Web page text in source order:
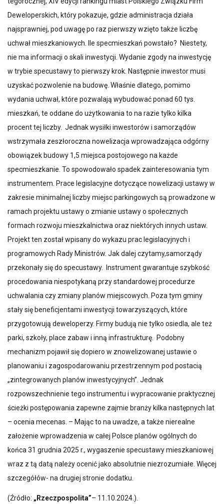
Deweloperskich, który pokazuje, gdzie administracja działa
najsprawniej, pod uwagę po raz pierwszy wzięto także liczbę
uchwał mieszkaniowych. Ile specmieszkań powstało? Niestety,
nie ma informacji o skali inwestycji. Wydanie zgody na inwestycję
w trybie specustawy to pierwszy krok. Następnie inwestor musi
uzyskać pozwolenie na budowę. Właśnie dlatego, pomimo
wydania uchwał, które pozwalają wybudować ponad 60 tys.
mieszkań, te oddane do użytkowania to na razie tylko kilka
procent tej liczby. Jednak wysiłki inwestorów i samorządów
wstrzymała zeszłoroczna nowelizacja wprowadzająca odgórny
obowiązek budowy 1,5 miejsca postojowego na każde
specmieszkanie. To spowodowało spadek zainteresowania tym
instrumentem. Prace legislacyjne dotyczące nowelizacji ustawy w
zakresie minimalnej liczby miejsc parkingowych są prowadzone w
ramach projektu ustawy o zmianie ustawy o społecznych
formach rozwoju mieszkalnictwa oraz niektórych innych ustaw.
Projekt ten został wpisany do wykazu prac legislacyjnych i
programowych Rady Ministrów. Jak dalej czytamy,samorządy
przekonały się do specustawy. Instrument gwarantuje szybkość
procedowania niespotykaną przy standardowej procedurze
uchwalania czy zmiany planów miejscowych. Poza tym gminy
stały się beneficjentami inwestycji towarzyszących, które
przygotowują deweloperzy. Firmy budują nie tylko osiedla, ale też
parki, szkoły, place zabaw i inną infrastrukturę. Podobny
mechanizm pojawił się dopiero w znowelizowanej ustawie o
planowaniu i zagospodarowaniu przestrzennym pod postacią
„zintegrowanych planów inwestycyjnych”. Jednak
rozpowszechnienie tego instrumentu i wypracowanie praktycznej
ścieżki postępowania zapewne zajmie branży kilka następnych lat
– ocenia mecenas. – Mając to na uwadze, a także nierealne
założenie wprowadzenia w całej Polsce planów ogólnych do
końca 31 grudnia 2025 r., wygaszenie specustawy mieszkaniowej
wraz z tą datą należy ocenić jako absolutnie niezrozumiałe. Więcej
szczegółów- na drugiej stronie dodatku.
(Źródło: „Rzeczpospolita”– 11.10.2024.).